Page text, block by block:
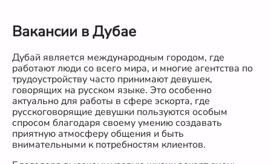
Вакансии в Дубае
Дубай является международным городом, где
работают люди со всего мира, и многие агентства по
трудоустройству часто принимают девушек,
говорящих на русском языке. Это особенно
актуально для работы в сфере эскорта, где
русскоговорящие девушки пользуются особым
спросом благодаря своему умению создавать
приятную атмосферу общения и быть
внимательными к потребностям клиентов.